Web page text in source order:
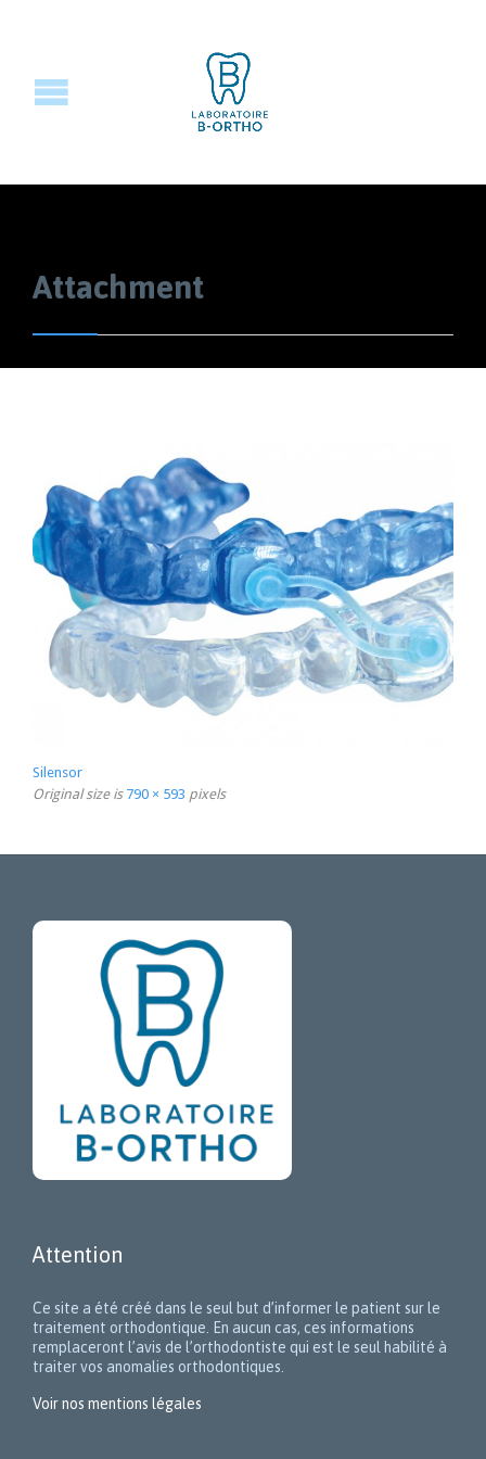
Attachment
Silensor
Original size is 790 × 593 pixels
Attention
Ce site a été créé dans le seul but d’informer le patient sur le
traitement orthodontique. En aucun cas, ces informations
remplaceront l’avis de l’orthodontiste qui est le seul habilité à
traiter vos anomalies orthodontiques.
Voir nos mentions légales